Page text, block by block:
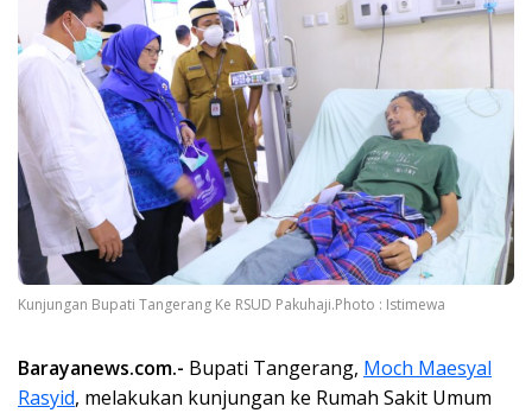
Kunjungan Bupati Tangerang Ke RSUD Pakuhaji.Photo : Istimewa
Barayanews.com.- Bupati Tangerang, Moch Maesyal
Rasyid, melakukan kunjungan ke Rumah Sakit Umum